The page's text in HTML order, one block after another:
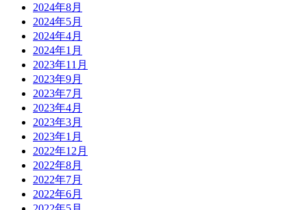
2024年8月
2024年5月
2024年4月
2024年1月
2023年11月
2023年9月
2023年7月
2023年4月
2023年3月
2023年1月
2022年12月
2022年8月
2022年7月
2022年6月